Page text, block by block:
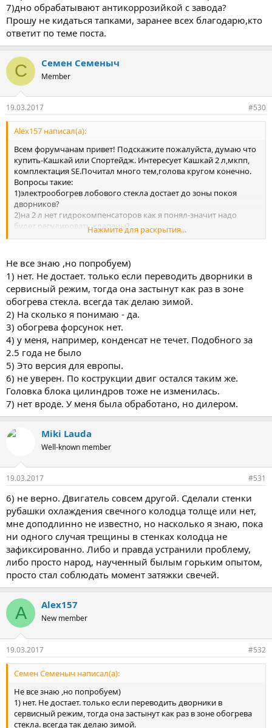
7)дно обрабатывают антикоррозийкой с завода?
Прошу не кидаться тапками, заранее всех благодарю,кто
ответит по теме поста.
С Семен Семеныч
Member
19.03.2017 #530
Alex157 написал(а):
Всем форумчанам привет! Подскажите пожалуйста, думаю что
купить-Кашкай или Спортейдж. Интересует Кашкай 2 л,мкпп,
комплектация SE.Почитал много тем,голова кругом конечно.
Вопросы такие:
1)электрообогрев лобового стекла достает до зоны покоя
дворников?
2)на 2 л нет гидрокомпенсаторов как я понял-значит надо
будет регулировать клапаны?
3)есть ли обогрев форсунок омывателя-из разговора с
4)подтекание конденсата с потолка-массовое явление?
5)видел на фотографиях 2-уровневый пол в багажнике,в
интересующей комплектации его не увидел-для старших
комплектаций?
6)проблема тонких стенок на головке блока решена?
7)дно обрабатывают антикоррозийкой с завода?
Прошу не кидаться тапками, заранее всех благодарю,кто
ответит по теме поста.
Нажмите для раскрытия...
Не все знаю ,но попробуем)
1) нет. Не достает. только если переводить дворники в
сервисный режим, тогда она застынут как раз в зоне
обогрева стекла. всегда так делаю зимой.
2) На сколько я понимаю - да.
3) обогрева форсунок нет.
4) у меня, например, конденсат не течет. Подобного за
2.5 года не было
5) Это версия для европы.
6) не уверен. По кострукции двиг остался таким же.
Головка блока цилиндров тоже не изменилась.
7) нет вроде. У меня была обработано, но дилером.
Miki Lauda
Well-known member
19.03.2017 #531
6) не верно. Двигатель совсем другой. Сделали стенки
рубашки охлаждения свечного колодца толще или нет,
мне доподлинно не известно, но насколько я знаю, пока
ни одного случая трещины в стенках колодца не
зафиксированно. Либо и правда устранили проблему,
либо просто народ, наученный былым горьким опытом,
просто стал соблюдать момент затяжки свечей.
A Alex157
New member
19.03.2017 #532
Семен Семеныч написал(а):
Не все знаю ,но попробуем)
1) нет. Не достает. только если переводить дворники в
сервисный режим, тогда она застынут как раз в зоне обогрева
стекла. всегда так делаю зимой.